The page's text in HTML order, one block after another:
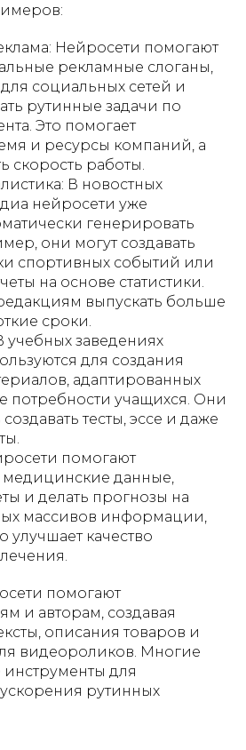
Нейросети помогают
рекламные слоганы,
для социальных сетей и
рутинные задачи по
Это помогает
и ресурсы компаний, а
скорость работы.
В новостных
нейросети уже
генерировать
они могут создавать
спортивных событий или
на основе статистики.
выпускать больше
сроки.
учебных заведениях
для создания
адаптированных
потребности учащихся. Они
тесты, эссе и даже
помогают
медицинские данные,
и делать прогнозы на
массивов информации,
улучшает качество
помогают
и авторам, создавая
описания товаров и
видеороликов. Многие
инструменты для
рутинных